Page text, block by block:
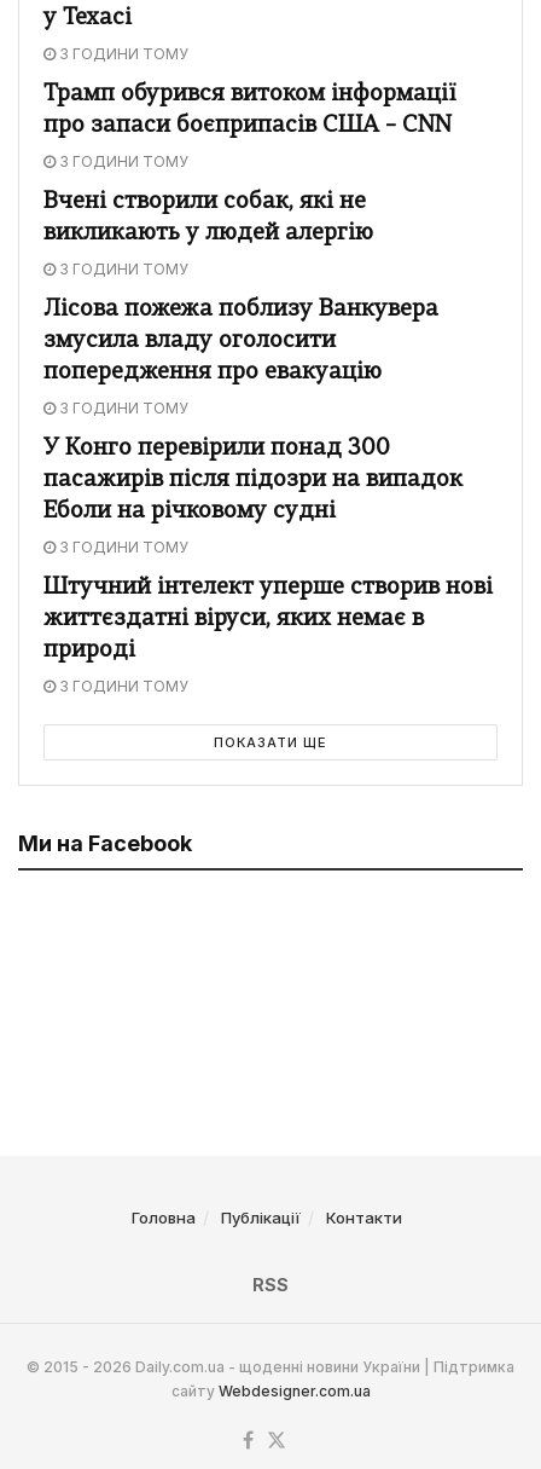
у Техасі
3 ГОДИНИ ТОМУ
Трамп обурився витоком інформації
про запаси боєприпасів США – CNN
3 ГОДИНИ ТОМУ
Вчені створили собак, які не
викликають у людей алергію
3 ГОДИНИ ТОМУ
Лісова пожежа поблизу Ванкувера
змусила владу оголосити
попередження про евакуацію
3 ГОДИНИ ТОМУ
У Конго перевірили понад 300
пасажирів після підозри на випадок
Еболи на річковому судні
3 ГОДИНИ ТОМУ
Штучний інтелект уперше створив нові
життєздатні віруси, яких немає в
природі
3 ГОДИНИ ТОМУ
ПОКАЗАТИ ЩЕ
Ми на Facebook
Головна Публікації Контакти
RSS
© 2015 - 2026 Daily.com.ua - щоденні новини України | Підтримка
сайту Webdesigner.com.ua